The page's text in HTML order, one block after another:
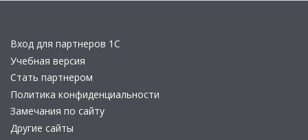
Вход для партнеров 1С
Учебная версия
Стать партнером
Политика конфиденциальности
Замечания по сайту
Другие сайты